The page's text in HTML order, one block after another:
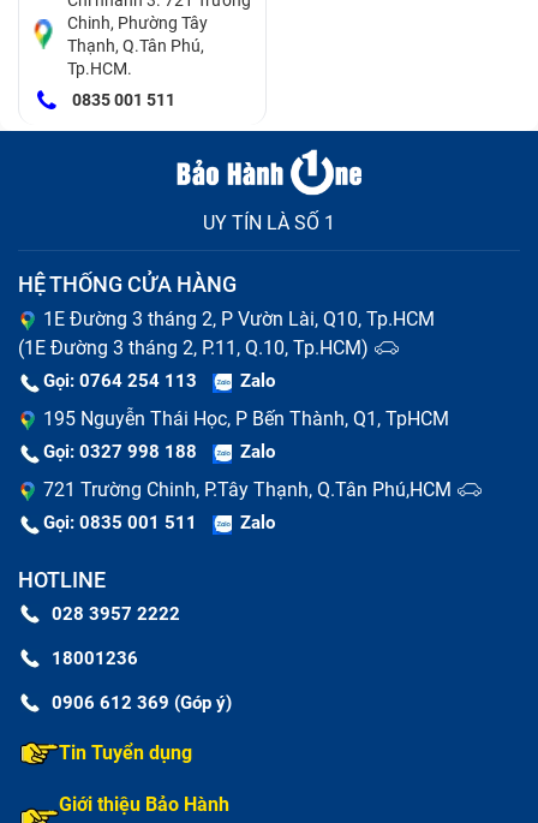
Chinh, Phường Tây
Thạnh, Q.Tân Phú,
Tp.HCM.
0835 001 511
UY TÍN LÀ SỐ 1
HỆ THỐNG CỬA HÀNG
1E Đường 3 tháng 2, P Vườn Lài, Q10, Tp.HCM
(1E Đường 3 tháng 2, P.11, Q.10, Tp.HCM)
Gọi: 0764 254 113 Zalo
195 Nguyễn Thái Học, P Bến Thành, Q1, TpHCM
Gọi: 0327 998 188 Zalo
721 Trường Chinh, P.Tây Thạnh, Q.Tân Phú,HCM
Gọi: 0835 001 511 Zalo
HOTLINE
028 3957 2222
18001236
0906 612 369 (Góp ý)
Tin Tuyển dụng
Giới thiệu Bảo Hành